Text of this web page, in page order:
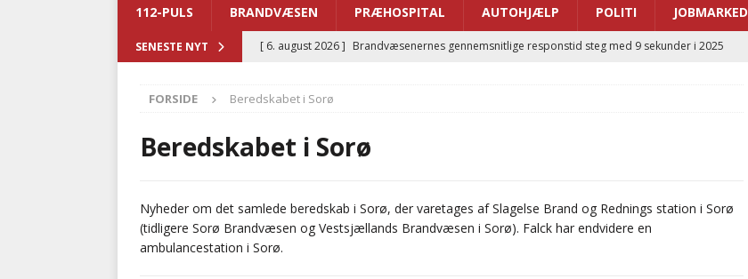
112-PULS BRANDVÆSEN PRÆHOSPITAL AUTOHJÆLP POLITI JOBMARKED
SENESTE NYT [ 6. august 2026 ] Brandvæsenernes gennemsnitlige responstid steg med 9 sekunder i 2025
[ 5. august 2026 ]
i det offentlige
BRANDVÆSEN
[ 7. august 2026 ]
FORSIDE Beredskabet i Sorø
Beredskabet i Sorø
Nyheder om det samlede beredskab i Sorø, der varetages af Slagelse Brand og Rednings station i Sorø
(tidligere Sorø Brandvæsen og Vestsjællands Brandvæsen i Sorø). Falck har endvidere en
ambulancestation i Sorø.